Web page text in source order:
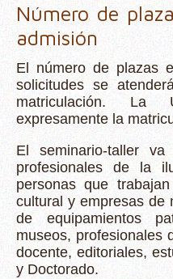
Número de
admisión
El número de plazas
solicitudes se
matriculación. La
expresamente la
El seminario-taller
profesionales de la
personas que
cultural y empresas de
de equipamientos
museos, profesionales
docente, editoriales,
y Doctorado.